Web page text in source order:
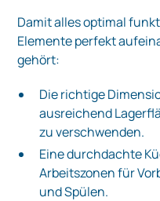
Damit alles optimal
Elemente perfekt
gehört:
Die richtige
ausreichend
zu verschwenden.
Eine durchdachte
Arbeitszonen für
und Spülen.